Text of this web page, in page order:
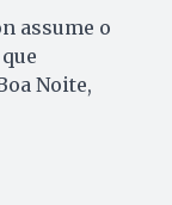
assume o
Noite,